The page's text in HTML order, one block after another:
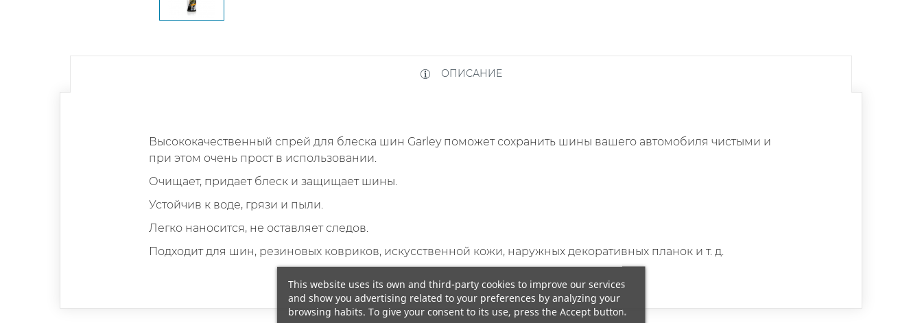
ОПИСАНИЕ
Высококачественный спрей для блеска шин Garley поможет сохранить шины вашего автомобиля чистыми и
при этом очень прост в использовании.
Очищает, придает блеск и защищает шины.
Устойчив к воде, грязи и пыли.
Легко наносится, не оставляет следов.
Подходит для шин, резиновых ковриков, искусственной кожи, наружных декоративных планок и т. д.
This website uses its own and third-party cookies to improve our services
and show you advertising related to your preferences by analyzing your
browsing habits. To give your consent to its use, press the Accept button.